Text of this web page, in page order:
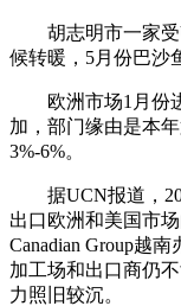
胡志明市一家受
候转暖，5月份巴沙
欧洲市场1月份进
加，部门缘由是本
3%-6%。
据UCN报道，
出口欧洲和美国市
Canadian Group越
加工场和出口商仍
力照旧较沉。